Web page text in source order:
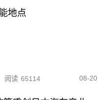
地点
阅读 65114 08-20